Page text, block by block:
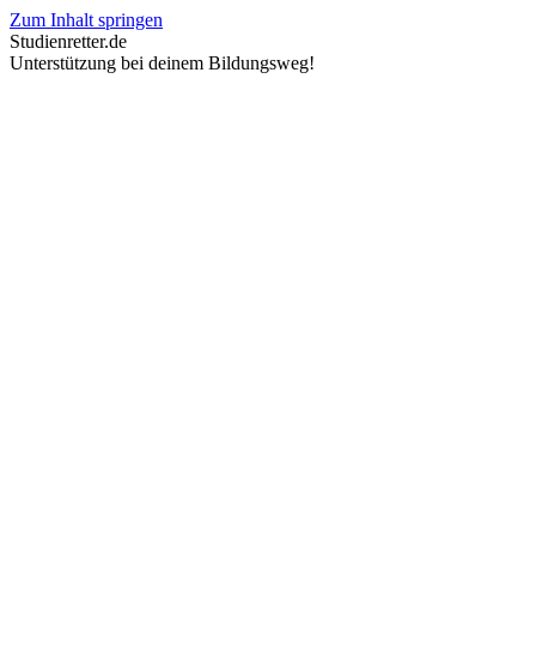
Zum Inhalt springen
Studienretter.de
Unterstützung bei deinem Bildungsweg!